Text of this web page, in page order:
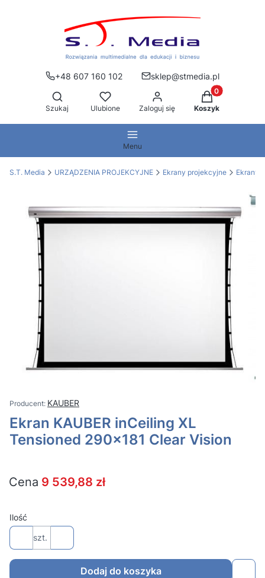
+48 607 160 102
sklep@stmedia.pl
Otwórz wyszukiwarkę
Szukaj Ulubione Zaloguj się
Produkty w
Koszyk
Menu
S.T. Media URZĄDZENIA PROJEKCYJNE Ekrany projekcyjne Ekrany
KAUBER
Ekran KAUBER inCeiling XL
Tensioned 290x181 Clear Vision
Cena 9 539,88 zł
Ilość
szt.
Dodaj do koszyka